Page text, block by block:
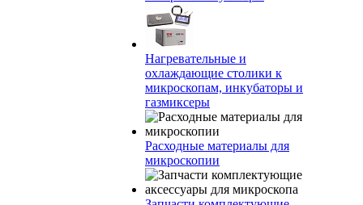
Нагревательные и
охлаждающие столики к
микроскопам, инкубаторы и
газмиксеры
Расходные материалы для
микроскопии